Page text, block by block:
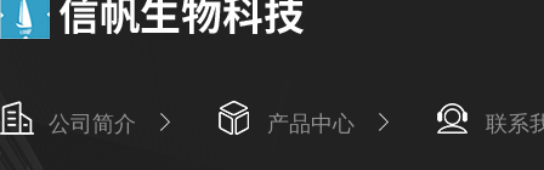
公司简介 产品中心 联系